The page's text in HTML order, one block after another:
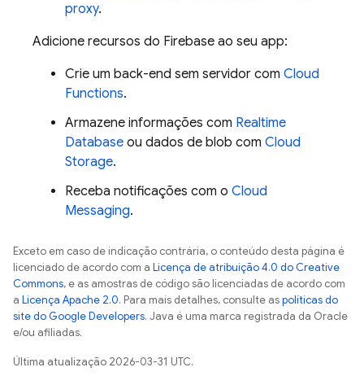
proxy.
Adicione recursos do Firebase ao seu app:
Crie um back-end sem servidor com Cloud
Functions.
Armazene informações com Realtime
Database ou dados de blob com Cloud
Storage.
Receba notificações com o Cloud
Messaging.
Exceto em caso de indicação contrária, o conteúdo desta página é
licenciado de acordo com a Licença de atribuição 4.0 do Creative
Commons, e as amostras de código são licenciadas de acordo com
a Licença Apache 2.0. Para mais detalhes, consulte aspolíticas do
site do Google Developers. Java é uma marca registrada da Oracle
e/ou afiliadas.
Última atualização 2026-03-31 UTC.